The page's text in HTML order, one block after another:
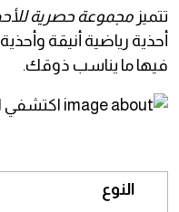
تتميز مجموعة حصرية
أحذية رياضية أنيقة
فيها ما يناسب ذوقك.
النوع